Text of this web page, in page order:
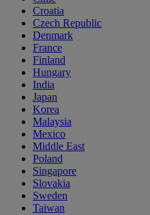
Croatia
Czech Republic
Denmark
France
Finland
Hungary
India
Japan
Korea
Malaysia
Mexico
Middle East
Poland
Singapore
Slovakia
Sweden
Taiwan